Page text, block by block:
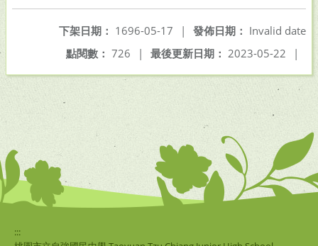
發佈日期： Invalid date
下架日期： 1696-05-17
|
最後更新日期： 2023-05-22 |
點閱數： 726 |
:::